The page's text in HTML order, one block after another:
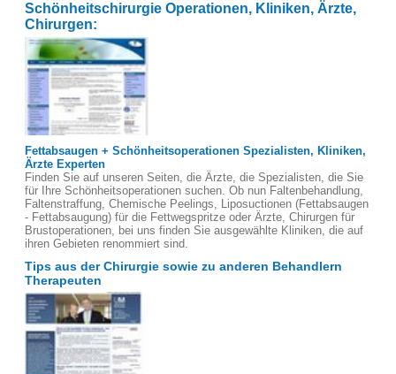
Schönheitschirurgie Operationen, Kliniken, Ärzte,
Chirurgen:
Fettabsaugen + Schönheitsoperationen Spezialisten, Kliniken,
Ärzte Experten
Finden Sie auf unseren Seiten, die Ärzte, die Spezialisten, die Sie
für Ihre Schönheitsoperationen suchen. Ob nun Faltenbehandlung,
Faltenstraffung, Chemische Peelings, Liposuctionen (Fettabsaugen
- Fettabsaugung) für die Fettwegspritze oder Ärzte, Chirurgen für
Brustoperationen, bei uns finden Sie ausgewählte Kliniken, die auf
ihren Gebieten renommiert sind.
Tips aus der Chirurgie sowie zu anderen Behandlern
Therapeuten